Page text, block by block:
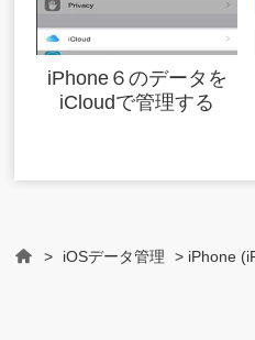
iPhone６のデータを
iCloudで管理する
> iOSデータ管理 > iPhone